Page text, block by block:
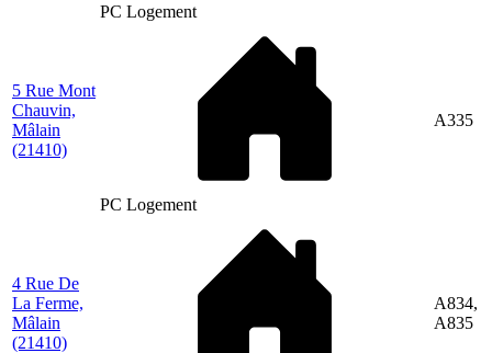
PC Logement
5 Rue Mont
Chauvin,
Mâlain
(21410)
PC Logement
A335
4 Rue De
La Ferme,
Mâlain
(21410)
A834,
A835